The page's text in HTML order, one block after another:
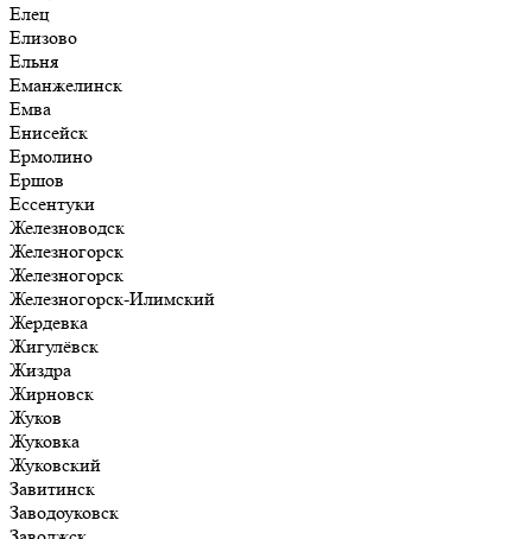
Елец
Елизово
Ельня
Еманжелинск
Емва
Енисейск
Ермолино
Ершов
Ессентуки
Железноводск
Железногорск
Железногорск
Железногорск-Илимский
Жердевка
Жигулёвск
Жиздра
Жирновск
Жуков
Жуковка
Жуковский
Завитинск
Заводоуковск